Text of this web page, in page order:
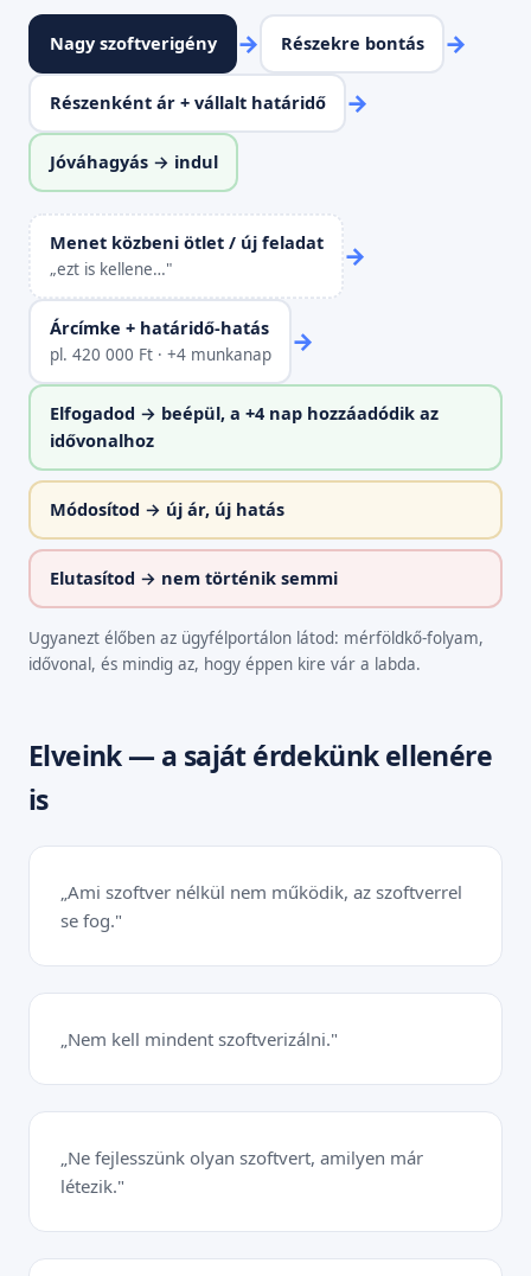
Nagy szoftverigény → Részekre bontás →
Részenként ár + vállalt határidő →
Jóváhagyás → indul
Menet közbeni ötlet / új feladat
„ezt is kellene…" →
Árcímke + határidő-hatás
pl. 420 000 Ft · +4 munkanap →
Elfogadod → beépül, a +4 nap hozzáadódik az
idővonalhoz
Módosítod → új ár, új hatás
Elutasítod → nem történik semmi
Ugyanezt élőben az ügyfélportálon látod: mérföldkő-folyam,
idővonal, és mindig az, hogy éppen kire vár a labda.
Elveink — a saját érdekünk ellenére
is
„Ami szoftver nélkül nem működik, az szoftverrel
se fog."
„Nem kell mindent szoftverizálni."
„Ne fejlesszünk olyan szoftvert, amilyen már
létezik."